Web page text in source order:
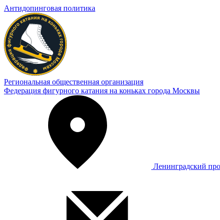
Антидопинговая политика
Региональная общественная организация
Федерация фигурного катания на коньках города Москвы
Ленинградский